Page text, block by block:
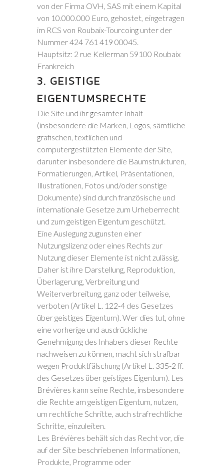
von der Firma OVH, SAS mit einem Kapital
von 10.000.000 Euro, gehostet, eingetragen
im RCS von Roubaix-Tourcoing unter der
Nummer 424 761 419 00045.
Hauptsitz: 2 rue Kellerman 59100 Roubaix
Frankreich
3. GEISTIGE
EIGENTUMSRECHTE
Die Site und ihr gesamter Inhalt
(insbesondere die Marken, Logos, sämtliche
grafischen, textlichen und
computergestützten Elemente der Site,
darunter insbesondere die Baumstrukturen,
Formatierungen, Artikel, Präsentationen,
Illustrationen, Fotos und/oder sonstige
Dokumente) sind durch französische und
internationale Gesetze zum Urheberrecht
und zum geistigen Eigentum geschützt.
Eine Auslegung zugunsten einer
Nutzungslizenz oder eines Rechts zur
Nutzung dieser Elemente ist nicht zulässig.
Daher ist ihre Darstellung, Reproduktion,
Überlagerung, Verbreitung und
Weiterverbreitung, ganz oder teilweise,
verboten (Artikel L. 122-4 des Gesetzes
über geistiges Eigentum). Wer dies tut, ohne
eine vorherige und ausdrückliche
Genehmigung des Inhabers dieser Rechte
nachweisen zu können, macht sich strafbar
wegen Produktfälschung (Artikel L. 335-2 ff.
des Gesetzes über geistiges Eigentum). Les
Brévières kann seine Rechte, insbesondere
die Rechte am geistigen Eigentum, nutzen,
um rechtliche Schritte, auch strafrechtliche
Schritte, einzuleiten.
Les Brévières behält sich das Recht vor, die
auf der Site beschriebenen Informationen,
Produkte, Programme oder